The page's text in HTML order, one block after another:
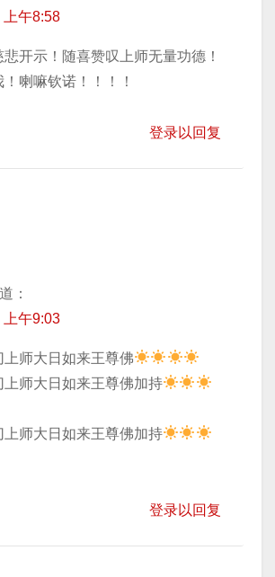
上午8:58
开示！随喜赞叹上师无量功德！
喇嘛钦诺！！！！
登录以回复
：
上午9:03
师大日如来王尊佛
上师大日如来王尊佛加持
师大日如来王尊佛加持
登录以回复